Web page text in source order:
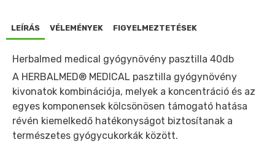
LEÍRÁS VÉLEMÉNYEK FIGYELMEZTETÉSEK
Herbalmed medical gyógynövény pasztilla 40db
A HERBALMED® MEDICAL pasztilla gyógynövény
kivonatok kombinációja, melyek a koncentráció és az
egyes komponensek kölcsönösen támogató hatása
révén kiemelkedő hatékonyságot biztosítanak a
természetes gyógycukorkák között.